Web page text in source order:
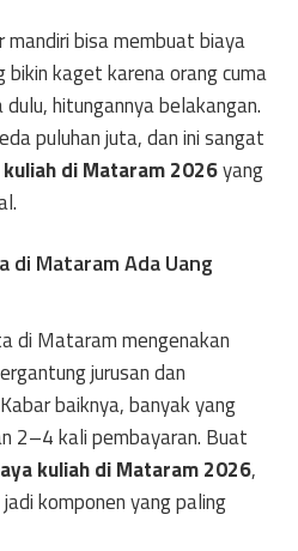
bisa membuat biaya
bikin kaget karena orang cuma
hitungannya belakangan.
puluhan juta, dan ini sangat
kuliah di Mataram 2026yang
di Mataram Ada Uang
di Mataram mengenakan
jurusan dan
baiknya, banyak yang
2–4 kali pembayaran. Buat
kuliah di Mataram 2026,
komponen yang paling